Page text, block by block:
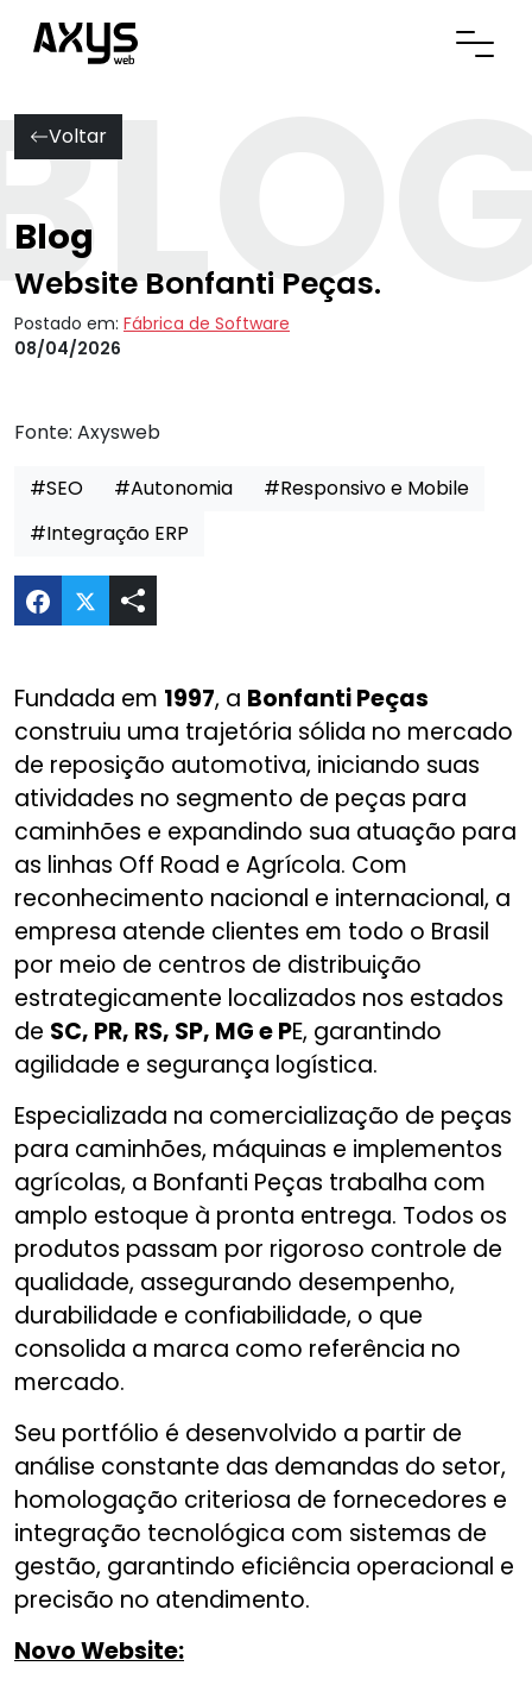
Abrir
Voltar
Blog
Website Bonfanti Peças.
Postado em: Fábrica de Software
08/04/2026
Fonte: Axysweb
#SEO #Autonomia
#Responsivo e Mobile
#Integração ERP
Compartilhar Website Bonfanti Peças. no Twitter
Fundada em 1997, a Bonfanti Peças
construiu uma trajetória sólida no mercado
de reposição automotiva, iniciando suas
atividades no segmento de peças para
caminhões e expandindo sua atuação para
as linhas Off Road e Agrícola. Com
reconhecimento nacional e internacional, a
empresa atende clientes em todo o Brasil
por meio de centros de distribuição
estrategicamente localizados nos estados
de SC, PR, RS, SP, MG e PE, garantindo
agilidade e segurança logística.
Especializada na comercialização de peças
para caminhões, máquinas e implementos
agrícolas, a Bonfanti Peças trabalha com
amplo estoque à pronta entrega. Todos os
produtos passam por rigoroso controle de
qualidade, assegurando desempenho,
durabilidade e confiabilidade, o que
consolida a marca como referência no
mercado.
Seu portfólio é desenvolvido a partir de
análise constante das demandas do setor,
homologação criteriosa de fornecedores e
integração tecnológica com sistemas de
gestão, garantindo eficiência operacional e
precisão no atendimento.
Novo Website: